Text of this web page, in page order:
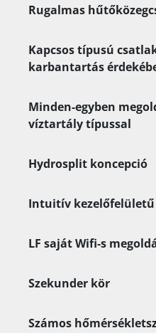
Rugalmas
Kapcsos típusú
karbantartás
Minden-egyben
víztartály típussal
Hydrosplit koncepció
Intuitív kezelőfelületű
LF saját Wifi-s
Szekunder kör
Számos